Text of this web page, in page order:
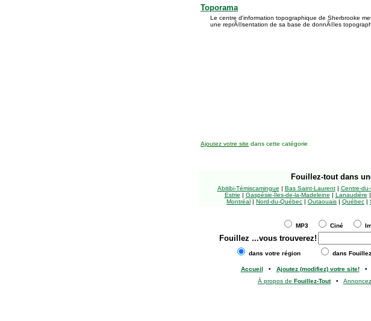
Toporama
Le centre d'information topographique de Sherbrooke
une reprÃ©sentation de sa base de donnÃ©es
Ajoutez votre site dans cette catégorie
Fouillez-tout dans
Abitibi-Témiscamingue | Bas Saint-Laurent| Centre-
Estrie | Gaspésie-Îles-de-la-Madeleine | Lanaudière |
Montréal | Nord-du-Québec | Outaouais | Québec |
MP3 Ciné
Fouillez ...vous trouverez!
dans votre région dans
Accueil • Ajoutez (modifiez) votre site!•
À propos de Fouillez-Tout•